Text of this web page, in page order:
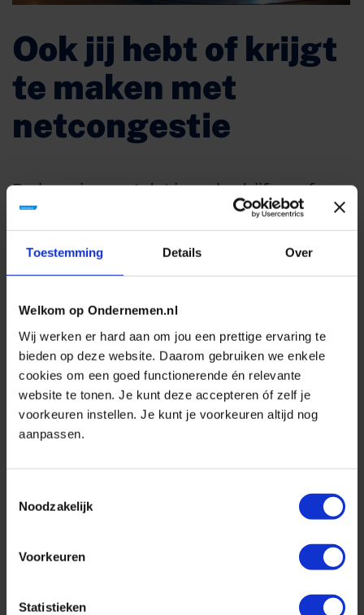
Toestemming Details Over
Welkom op Ondernemen.nl
Wij werken er hard aan om jou een prettige ervaring te
bieden op deze website. Daarom gebruiken we enkele
cookies om een goed functionerende én relevante
website te tonen. Je kunt deze accepteren óf zelf je
voorkeuren instellen. Je kunt je voorkeuren altijd nog
aanpassen.
Noodzakelijk
Voorkeuren
Statistieken
Ook jij hebt of krijgt
te maken met
netcongestie
De kans is groot dat jouw bedrijf nu of
binnen afzienbare tijd te maken krijgt met
de gevolgen van netcongestie. Daarom is
aanpassingen doet. En mocht de stroom
uitvallen, hoe blijf jij dan ondernemen?
Zelfredzaamheid en toe kunnen met je
huidige contract, worden noodzaak.
Onderneem daarom actie. Ook als je nog